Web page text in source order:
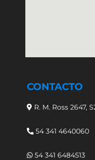
CONTACTO
R. M. Ross 2647,
54 341 4640060
54 341 6484513